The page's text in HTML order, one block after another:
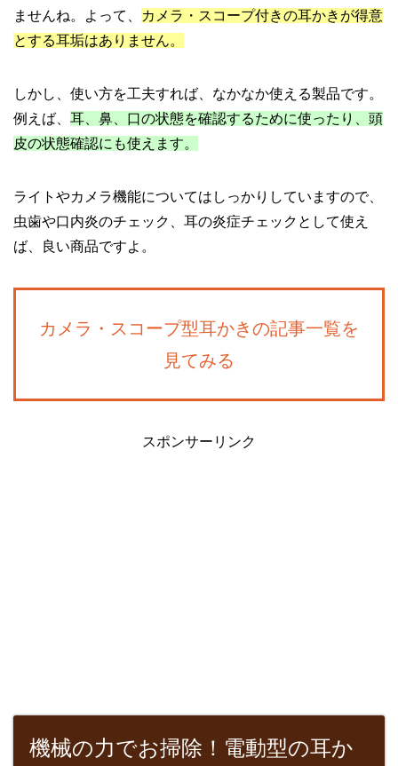
ませんね。よって、
カメラ・スコープ付きの耳かきが得意
とする耳垢はありません。
しかし、使い方を工夫すれば、なかなか使える製品です。
例えば、 耳、鼻、口の状態を確認するために使ったり、頭
皮の状態確認にも使えます。
ライトやカメラ機能についてはしっかりしていますので、
虫歯や口内炎のチェック、耳の炎症チェックとして使え
ば、良い商品ですよ。
カメラ・スコープ型耳かきの記事一覧を
見てみる
スポンサーリンク
機械の力でお掃除！電動型の耳か